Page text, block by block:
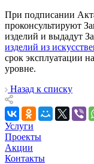
При подписании
проконсультируют
изделий и выдадут
изделий из
срок эксплуатации
уровне.
Назад к списку
Услуги
Проекты
Акции
Контакты